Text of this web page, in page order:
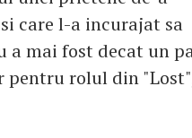
care l-a incurajat sa
a mai fost decat un
pentru rolul din